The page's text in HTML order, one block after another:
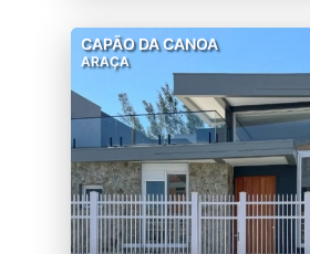
CAPÃO DA CANOA
ARAÇA